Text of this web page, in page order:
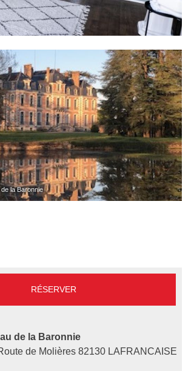
la Baronnie
RÉSERVER
de la Baronnie
de Molières 82130 LAFRANCAISE